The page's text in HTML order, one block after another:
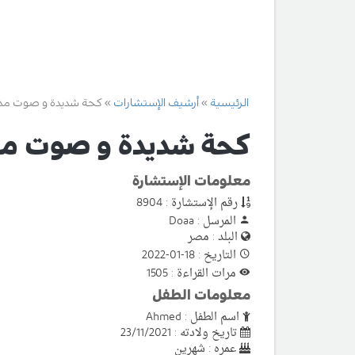
الرئيسية أرشيف الإستشارات كحة شديدة و صوت
كحة شديدة و صوت
معلومات الإستشارة
رقم الإستشارة : 8904
المرسل : Doaa
البلد : مصر
التاريخ : 18-01-2022
مرات القراءة : 1505
معلومات الطفل
اسم الطفل : Ahmed
تاريخ ولادته : 23/11/2021
عمره : شهرين